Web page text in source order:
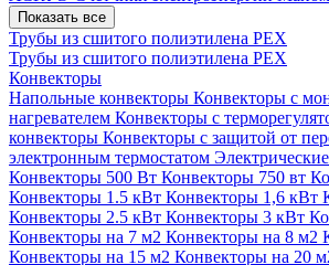
Показать все
Трубы из сшитого полиэтилена PEX
Трубы из сшитого полиэтилена PEX
Конвекторы
Напольные конвекторы Конвекторы с
нагревателем Конвекторы с
конвекторы Конвекторы с защитой от
электронным термостатом
Конвекторы 500 Вт Конвекторы 750 вт
Конвекторы 1.5 кВт Конвекторы 1,6 кВт
Конвекторы 2.5 кВт Конвекторы 3 кВт
Конвекторы на 7 м2 Конвекторы на 8 м2
Конвекторы на 15 м2 Конвекторы на 20